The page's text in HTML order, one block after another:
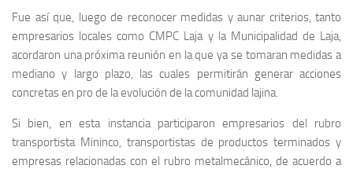
Fue así que, luego de reconocer medidas y aunar criterios, tanto
empresarios locales como CMPC Laja y la Municipalidad de Laja,
acordaron una próxima reunión en la que ya se tomaran medidas a
mediano y largo plazo, las cuales permitirán generar acciones
concretas en pro de la evolución de la comunidad lajina.
Si bien, en esta instancia participaron empresarios del rubro
transportista Mininco, transportistas de productos terminados y
empresas relacionadas con el rubro metalmecánico, de acuerdo a